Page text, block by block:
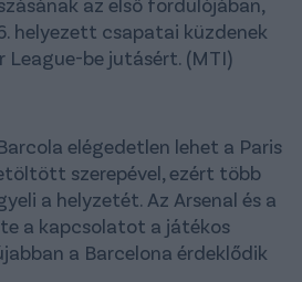
helyezett csapatai küzdenek
League-be jutásért. (MTI)
elégedetlen lehet a Paris
szerepével, ezért több
a helyzetét. Az Arsenal és a
a kapcsolatot a játékos
a Barcelona érdeklődik